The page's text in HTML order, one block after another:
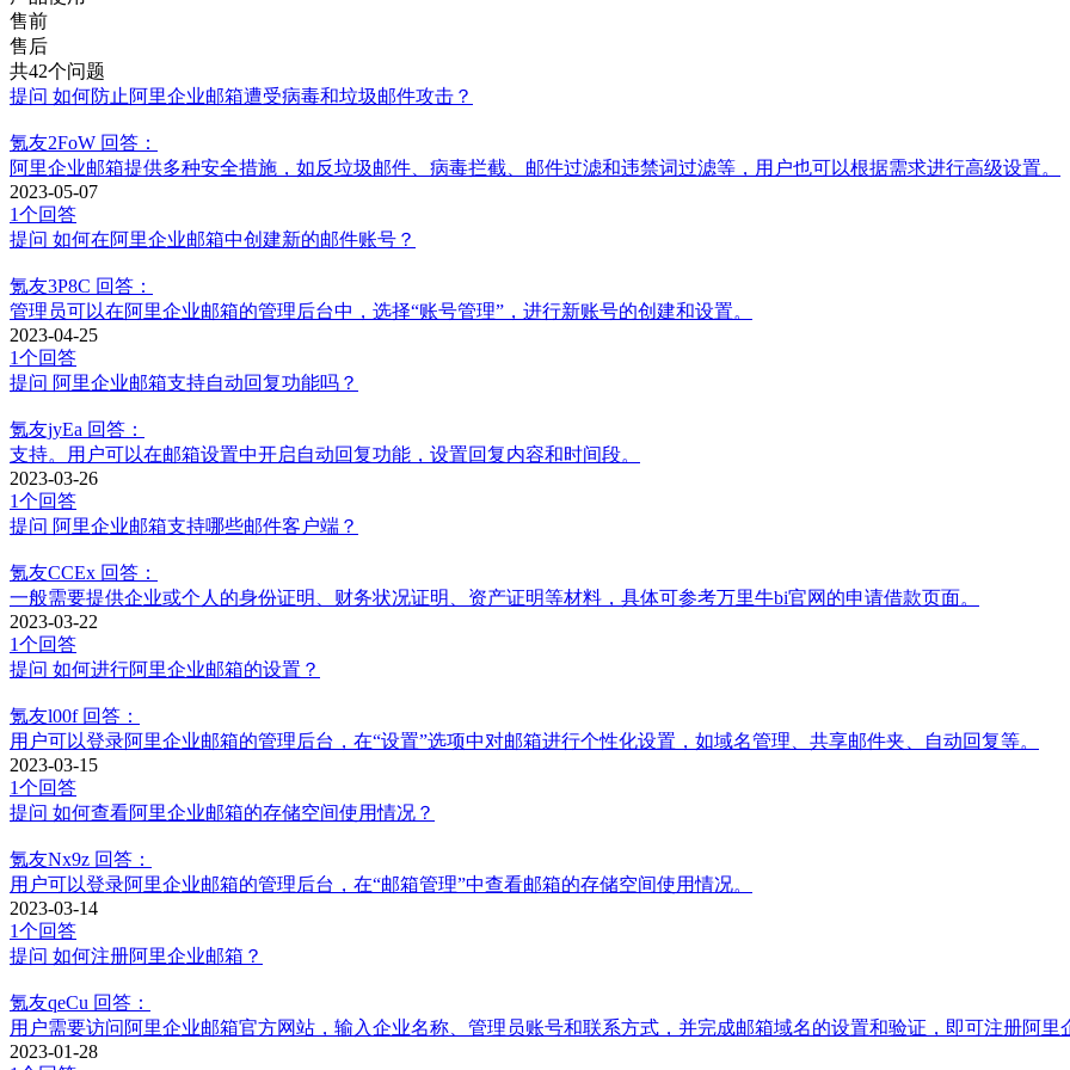
售前
售后
共42个问题
提问 如何防止阿里企业邮箱遭受病毒和垃圾邮件攻击？
氪友2FoW 回答：
阿里企业邮箱提供多种安全措施，如反垃圾邮件、病毒拦截、邮件过滤和违禁词过滤等，用户也可以根据需求进行高级设置。
2023-05-07
1个回答
提问 如何在阿里企业邮箱中创建新的邮件账号？
氪友3P8C 回答：
管理员可以在阿里企业邮箱的管理后台中，选择“账号管理”，进行新账号的创建和设置。
2023-04-25
1个回答
提问 阿里企业邮箱支持自动回复功能吗？
氪友jyEa 回答：
支持。用户可以在邮箱设置中开启自动回复功能，设置回复内容和时间段。
2023-03-26
1个回答
提问 阿里企业邮箱支持哪些邮件客户端？
氪友CCEx 回答：
一般需要提供企业或个人的身份证明、财务状况证明、资产证明等材料，具体可参考万里牛bi官网的申请借款页面。
2023-03-22
1个回答
提问 如何进行阿里企业邮箱的设置？
氪友l00f 回答：
用户可以登录阿里企业邮箱的管理后台，在“设置”选项中对邮箱进行个性化设置，如域名管理、共享邮件夹、自动回复等。
2023-03-15
1个回答
提问 如何查看阿里企业邮箱的存储空间使用情况？
氪友Nx9z 回答：
用户可以登录阿里企业邮箱的管理后台，在“邮箱管理”中查看邮箱的存储空间使用情况。
2023-03-14
1个回答
提问 如何注册阿里企业邮箱？
氪友qeCu 回答：
用户需要访问阿里企业邮箱官方网站，输入企业名称、管理员账号和联系方式，并完成邮箱域名的设置和验证，即可注册阿里
2023-01-28